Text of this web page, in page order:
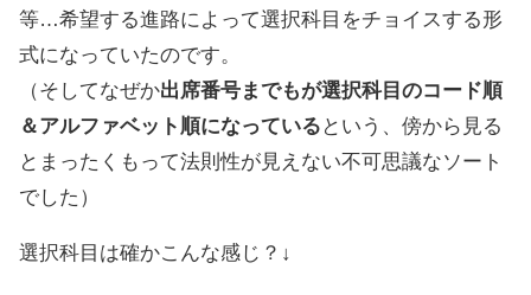
等…希望する進路によって選択科目をチョイスする形
式になっていたのです。
（そしてなぜか出席番号までもが選択科目のコード順
＆アルファベット順になっている という、傍から見る
とまったくもって法則性が見えない不可思議なソート
でした）
選択科目は確かこんな感じ？↓